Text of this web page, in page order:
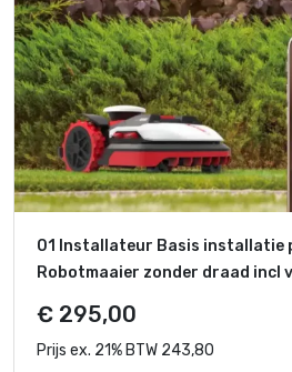
01 Installateur Basis installatie
Robotmaaier zonder draad incl
€ 295,00
Prijs ex. 21% BTW 243,80